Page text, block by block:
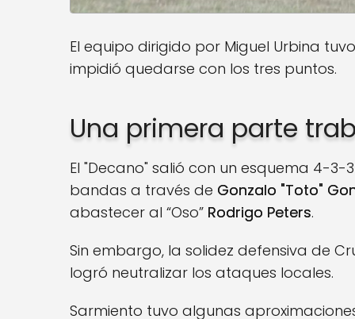
El equipo dirigido por Miguel Urbina
impidió quedarse con los tres puntos.
Una primera parte
El "Decano" salió con un esquema 4-
bandas a través de Gonzalo "Toto"
abastecer al “Oso” Rodrigo Peters.
Sin embargo, la solidez defensiva de
logró neutralizar los ataques locales.
Sarmiento tuvo algunas